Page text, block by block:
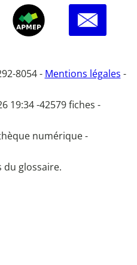
8054 - Mentions légales -
19:34 -42579 fiches -
numérique -
du glossaire.